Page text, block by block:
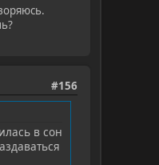
#156
в сон